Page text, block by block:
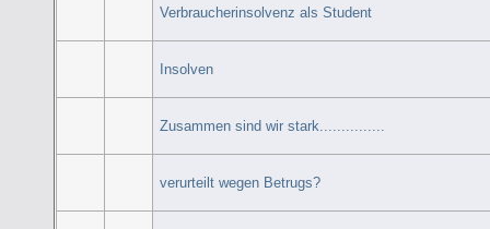
Verbraucherinsolvenz als Student
Insolven
Zusammen sind wir stark...............
verurteilt wegen Betrugs?